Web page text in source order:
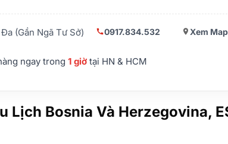
(Gần Ngã Tư Sở) 0917.834.532 Xem Map
ngay trong 1 giờtại HN & HCM
Lịch Bosnia Và Herzegovina,